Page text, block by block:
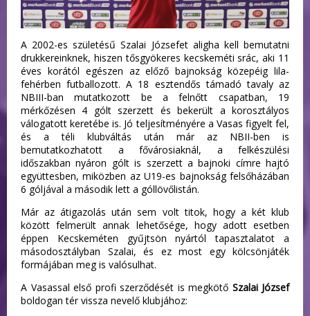
A 2002-es születésű Szalai Józsefet aligha kell bemutatni
drukkereinknek, hiszen tősgyökeres kecskeméti srác, aki 11
éves korától egészen az előző bajnokság közepéig lila-
fehérben futballozott. A 18 esztendős támadó tavaly az
NBIII-ban mutatkozott be a felnőtt csapatban, 19
mérkőzésen 4 gólt szerzett és bekerült a korosztályos
válogatott keretébe is. Jó teljesítményére a Vasas figyelt fel,
és a téli klubváltás után már az NBII-ben is
bemutatkozhatott a fővárosiaknál, a felkészülési
időszakban nyáron gólt is szerzett a bajnoki címre hajtó
együttesben, miközben az U19-es bajnokság felsőházában
6 góljával a második lett a góllövőlistán.
Már az átigazolás után sem volt titok, hogy a két klub
között felmerült annak lehetősége, hogy adott esetben
éppen Kecskeméten gyűjtsön nyártól tapasztalatot a
másodosztályban Szalai, és ez most egy kölcsönjáték
formájában meg is valósulhat.
A Vasassal első profi szerződését is megkötő Szalai József
boldogan tér vissza nevelő klubjához: